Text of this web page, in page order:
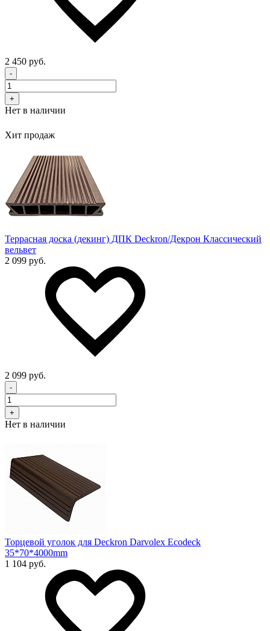
2 450 руб.
-
+
Нет в наличии
Хит продаж
Террасная доска (декинг) ДПК Deckron/Декрон Классический
вельвет
2 099 руб.
2 099 руб.
-
+
Нет в наличии
Торцевой уголок для Deckron Darvolex Ecodeck
35*70*4000mm
1 104 руб.